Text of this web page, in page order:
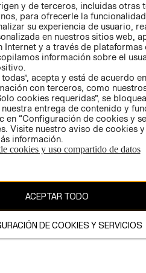
COOKIES
LIBRO DE
está protegido por copyright y es
y de terceros, incluidas otras
para ofrecerle la
su experiencia de usuario,
en nuestros sitios web,
Internet y a través de plataformas
información sobre el
acepta y está de acuerdo
con terceros, como
cookies requeridas”, se
entrega de contenido y
en “Configuración de cookies y
Visite nuestro aviso de cookies
información.
cookies y uso compartido de datos
ACEPTAR TODO
DE COOKIES Y SERVICIOS